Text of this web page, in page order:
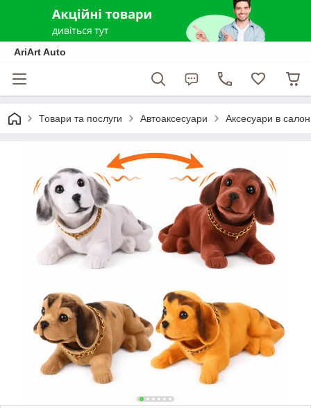
AriArt Auto
Товари та послуги Автоаксесуари Аксесуари в